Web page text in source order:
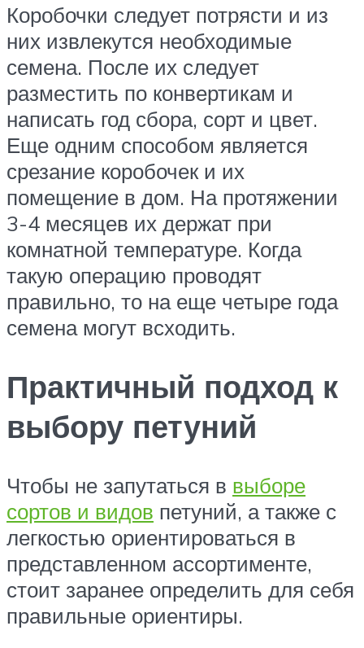
Коробочки следует потрясти и из
них извлекутся необходимые
семена. После их следует
разместить по конвертикам и
написать год сбора, сорт и цвет.
Еще одним способом является
срезание коробочек и их
помещение в дом. На протяжении
3-4 месяцев их держат при
комнатной температуре. Когда
такую операцию проводят
правильно, то на еще четыре года
семена могут всходить.
Практичный подход к
выбору петуний
Чтобы не запутаться в выборе
сортов и видов петуний, а также с
легкостью ориентироваться в
представленном ассортименте,
стоит заранее определить для себя
правильные ориентиры.